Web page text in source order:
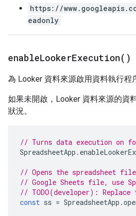
https://
eadonly
enableLookerExecution( )
為 Looker 資料來源啟用資料執行程
如果未開啟，Looker 資料來源的資
狀況。
// Turns data execution on
SpreadsheetApp .
// Opens the spreadsheet
// Google Sheets file, use
// TODO(developer): Replace
const ss = SpreadsheetApp .